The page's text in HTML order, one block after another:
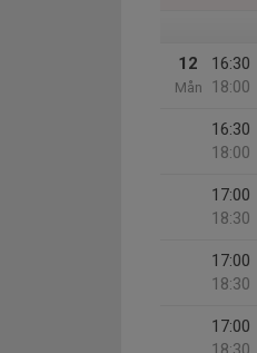
12
Mån
16:30
18:00
16:30
18:00
17:00
18:30
17:00
18:30
17:00